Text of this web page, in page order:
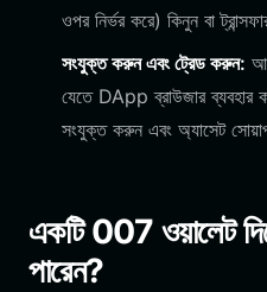
ওপর নির্ভর করে) কিনুন বা
সংযুক্ত করুন এবং ট্রেড করুন:
যেতে DApp ব্রাউজার
সংযুক্ত করুন এবং অ্যাসেট
একটি 007 ওয়ালেট
পারেন?